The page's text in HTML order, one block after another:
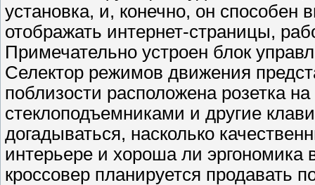
установка, и, конечно, он
отображать интернет-страницы,
Примечательно устроен блок
Селектор режимов движения
поблизости расположена розетка
стеклоподъемниками и другие
догадываться, насколько
интерьере и хороша ли эргономика
кроссовер планируется продавать